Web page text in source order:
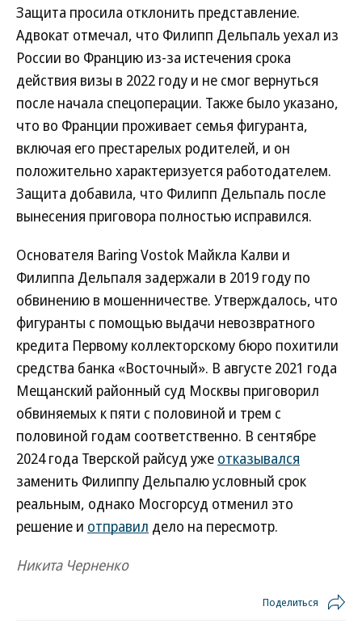
Защита просила отклонить представление.
Адвокат отмечал, что Филипп Дельпаль уехал из
России во Францию из-за истечения срока
действия визы в 2022 году и не смог вернуться
после начала спецоперации. Также было указано,
что во Франции проживает семья фигуранта,
включая его престарелых родителей, и он
положительно характеризуется работодателем.
Защита добавила, что Филипп Дельпаль после
вынесения приговора полностью исправился.
Основателя Baring Vostok Майкла Калви и
Филиппа Дельпаля задержали в 2019 году по
обвинению в мошенничестве. Утверждалось, что
фигуранты с помощью выдачи невозвратного
кредита Первому коллекторскому бюро похитили
средства банка «Восточный». В августе 2021 года
Мещанский районный суд Москвы приговорил
обвиняемых к пяти с половиной и трем с
половиной годам соответственно. В сентябре
2024 года Тверской райсуд уже отказывался
заменить Филиппу Дельпалю условный срок
реальным, однако Мосгорсуд отменил это
решение и отправил дело на пересмотр.
Никита Черненко
Поделиться